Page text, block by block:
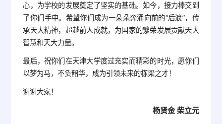
心，为学校的发展奠定了坚实的基础。如今，接力棒交到
了你们手中。希望你们成为一朵朵奔涌向前的“后浪”，传
承天大精神，超越前人成就，为国家的繁荣发展贡献天大
智慧和天大力量。
最后，祝你们在天津大学度过充实而精彩的时光，愿你们
以梦为马，不负韶华，成为引领未来的栋梁之才！
谢谢大家！
杨贤金 柴立元